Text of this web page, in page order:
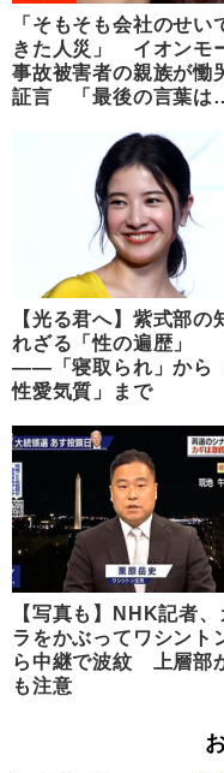
「そもそも会社のせい
きた人災」 イオンモ
事故被害者の親族が慟
証言 「最後の言葉は
【光る君へ】紫式部の
れざる「性の遍歴」
――「寝取られ」から
性愛気質」まで
【写真も】NHK記者、
ラをかぶってワシント
ら中継で波紋 上層部
も注意